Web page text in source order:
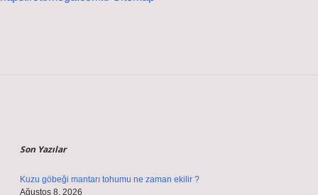
Son Yazılar
Kuzu göbeği mantarı tohumu ne zaman ekilir ?
Ağustos 8, 2026